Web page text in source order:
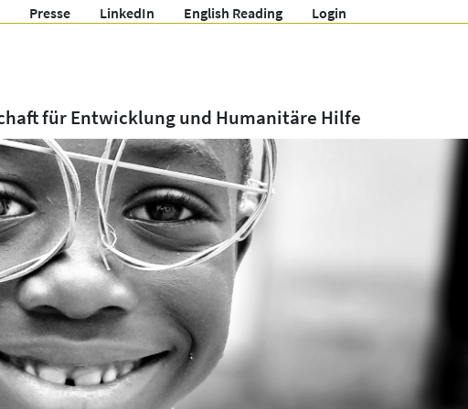
Presse LinkedIn English Reading Login
für Entwicklung und Humanitäre Hilfe